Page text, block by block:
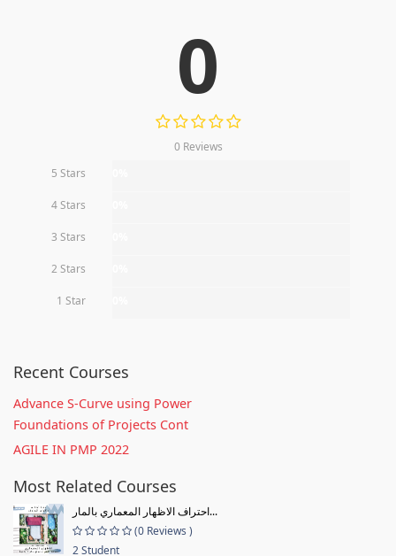
0
0 Reviews
5 Stars
4 Stars
3 Stars
2 Stars
1 Star
Recent Courses
Advance S-Curve using Power
Foundations of Projects Cont
AGILE IN PMP 2022
Most Related Courses
احتراف الاظهار المعماري بالمار...
(0 Reviews )
2 Student